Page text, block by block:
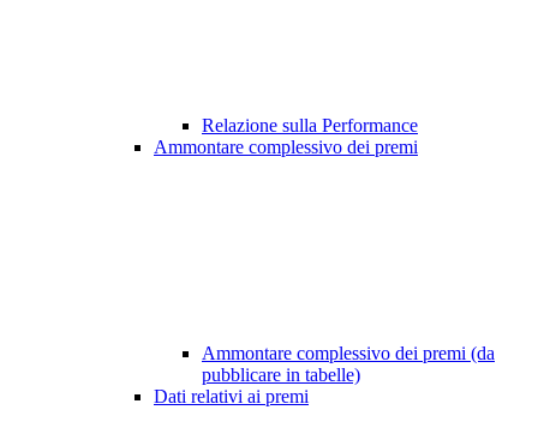
Relazione sulla Performance
Ammontare complessivo dei premi
Ammontare complessivo dei premi (da
pubblicare in tabelle)
Dati relativi ai premi